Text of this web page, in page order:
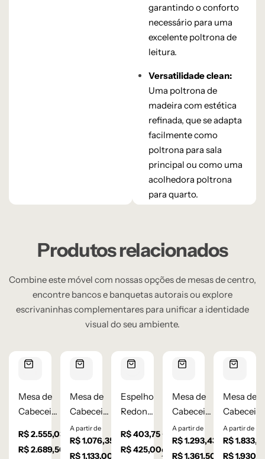
garantindo o conforto
necessário para uma
excelente poltrona de
leitura.
Versatilidade clean:
Uma poltrona de
madeira com estética
refinada, que se adapta
facilmente como
poltrona para sala
principal ou como uma
acolhedora poltrona
para quarto.
Produtos relacionados
Combine este móvel com nossas opções de mesas de centro,
encontre bancos e banquetas autorais ou explore
escrivaninhas complementares para unificar a identidade
visual do seu ambiente.
Mesa de
Cabeceira
Nicho –
Lâmina
R$2.555,03
à vista
R$2.689,50 em até
Mesa de
Cabeceira
Iron 2
gavetas –
Laqueado
A partir de
R$1.076,35
à vista
R$1.133,00 em até
Espelho
Redondo
Moldura
de
R$403,75à vista
R$425,00em até
Mesa de
Cabeceira
Classic 3
Gavetas –
Laqueada
A partir de
R$1.293,43
à vista
R$1.361,50 em até
Mesa de
Cabeceira
Aurora
Lâmina
de
A partir de
R$
R$